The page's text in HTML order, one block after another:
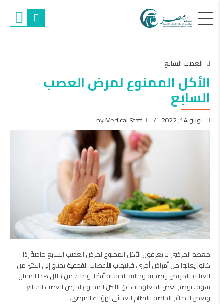
العصب السابع
الأكل الممنوع لمرض العصب
السابع
يونيو 14, 2022 by Medical Staff
معظم المرضى لا يعرفون الأكل الممنوع لمرض العصب السابع خاصةً إذا
كانوا يعانوا من أمراض أخرى، فالتهاب الأعصاب القحفية يحتاج إلى الكثير من
العناية بالمريض وبصحته وحالته النفسية أيضًا، ولذلك من خلال هذا المقال
سوف نوضح بعض المعلومات عن الأكل الممنوع لمرض العصب السابع
وبعض النصائح الخاصة بالنظام الغذائي لهؤلاء المرضى.